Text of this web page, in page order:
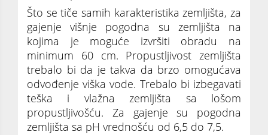
Što se tiče samih karakteristika zemljišta, za
gajenje višnje pogodna su zemljišta na
kojima je moguće izvršiti obradu na
minimum 60 cm. Propustljivost zemljišta
trebalo bi da je takva da brzo omogućava
odvođenje viška vode. Trebalo bi izbegavati
teška i vlažna zemljišta sa lošom
propustljivošću. Za gajenje su pogodna
zemljišta sa pH vrednošću od 6,5 do 7,5.